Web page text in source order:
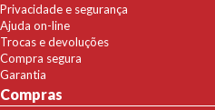
Privacidade e segurança
Ajuda on-line
Trocas e devoluções
Compra segura
Garantia
Compras